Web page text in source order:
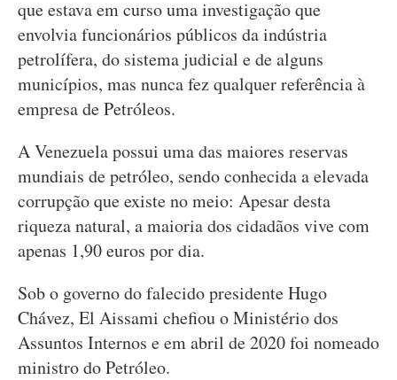
que estava em curso uma investigação que
envolvia funcionários públicos da indústria
petrolífera, do sistema judicial e de alguns
municípios, mas nunca fez qualquer referência à
empresa de Petróleos.
A Venezuela possui uma das maiores reservas
mundiais de petróleo, sendo conhecida a elevada
corrupção que existe no meio: Apesar desta
riqueza natural, a maioria dos cidadãos vive com
apenas 1,90 euros por dia.
Sob o governo do falecido presidente Hugo
Chávez, El Aissami chefiou o Ministério dos
Assuntos Internos e em abril de 2020 foi nomeado
ministro do Petróleo.